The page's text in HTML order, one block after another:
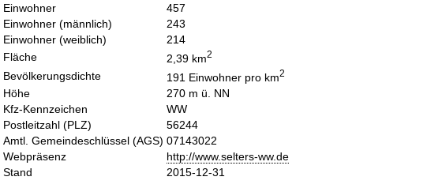
Einwohner
457
Einwohner (männlich)
243
Einwohner (weiblich)
214
Fläche
2,39 km2
Bevölkerungsdichte 191 Einwohner pro km2
Höhe
270 m ü. NN
Kfz-Kennzeichen
WW
Postleitzahl (PLZ)
56244
Amtl. Gemeindeschlüssel (AGS) 07143022
Webpräsenz
http://www.selters-ww.de
Stand
2015-12-31